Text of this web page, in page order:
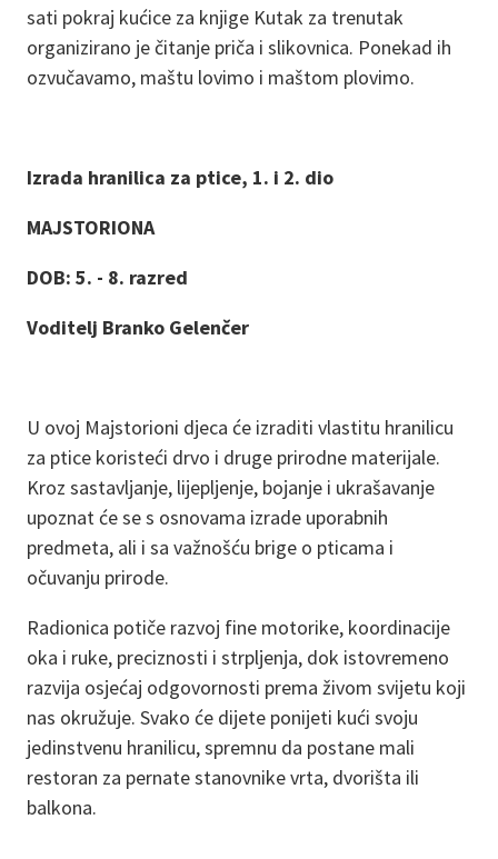
sati pokraj kućice za knjige Kutak za trenutak
organizirano je čitanje priča i slikovnica. Ponekad ih
ozvučavamo, maštu lovimo i maštom plovimo.
Izrada hranilica za ptice, 1. i 2. dio
MAJSTORIONA
DOB: 5. - 8. razred
Voditelj Branko Gelenčer
U ovoj Majstorioni djeca će izraditi vlastitu hranilicu
za ptice koristeći drvo i druge prirodne materijale.
Kroz sastavljanje, lijepljenje, bojanje i ukrašavanje
upoznat će se s osnovama izrade uporabnih
predmeta, ali i sa važnošću brige o pticama i
očuvanju prirode.
Radionica potiče razvoj fine motorike, koordinacije
oka i ruke, preciznosti i strpljenja, dok istovremeno
razvija osjećaj odgovornosti prema živom svijetu koji
nas okružuje. Svako će dijete ponijeti kući svoju
jedinstvenu hranilicu, spremnu da postane mali
restoran za pernate stanovnike vrta, dvorišta ili
balkona.